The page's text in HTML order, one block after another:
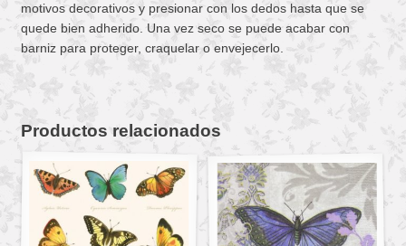
motivos decorativos y presionar con los dedos hasta que se
quede bien adherido. Una vez seco se puede acabar con
barniz para proteger, craquelar o envejecerlo.
Productos relacionados